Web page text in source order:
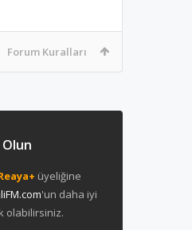
Forum Kuralları
üyeliğine
'un daha iyi
olabilirsiniz.